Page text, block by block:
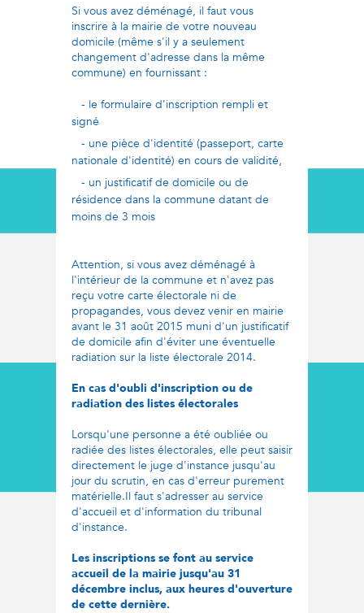
Si vous avez déménagé, il faut vous
inscrire à la mairie de votre nouveau
domicile (même s'il y a seulement
changement d'adresse dans la même
commune) en fournissant :
- le formulaire d'inscription rempli et
signé
- une pièce d'identité (passeport, carte
nationale d'identité) en cours de validité,
- un justificatif de domicile ou de
résidence dans la commune datant de
moins de 3 mois
Attention, si vous avez déménagé à
l'intérieur de la commune et n'avez pas
reçu votre carte électorale ni de
propagandes, vous devez venir en mairie
avant le 31 août 2015 muni d'un justificatif
de domicile afin d'éviter une éventuelle
radiation sur la liste électorale 2014.
En cas d'oubli d'inscription ou de
radiation des listes électorales
Lorsqu'une personne a été oubliée ou
radiée des listes électorales, elle peut saisir
directement le juge d'instance jusqu'au
jour du scrutin, en cas d'erreur purement
matérielle.Il faut s'adresser au service
d'accueil et d'information du tribunal
d'instance.
Les inscriptions se font au service
accueil de la mairie jusqu'au 31
décembre inclus, aux heures d'ouverture
de cette dernière.